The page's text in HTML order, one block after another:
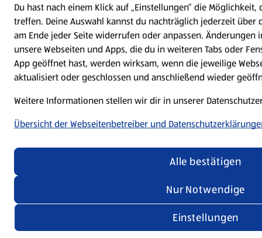
Du hast nach einem Klick auf „Einstellungen“ die
treffen. Deine Auswahl kannst du nachträglich jederzeit über
am Ende jeder Seite widerrufen oder anpassen. Änderungen
unsere Webseiten und Apps, die du in weiteren Tabs oder
App geöffnet hast, werden wirksam, wenn die jeweilige
aktualisiert oder geschlossen und anschließend wieder
Weitere Informationen stellen wir dir in unserer
Übersicht der Webseitenbetreiber und
Einstellungen
Nur Notwendige
Alle bestätigen